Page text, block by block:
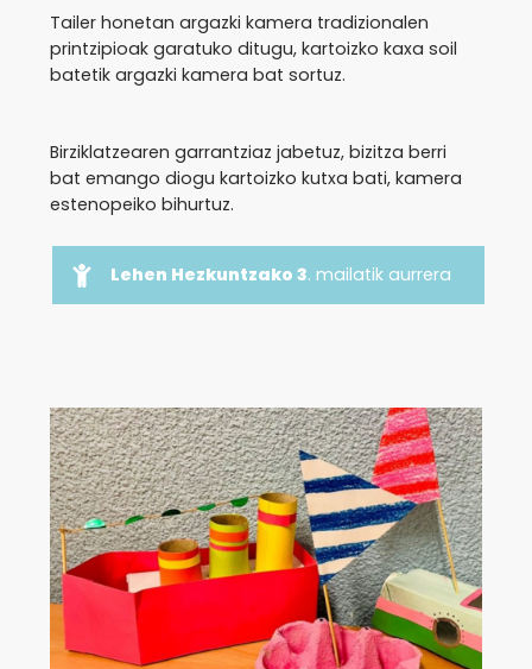
Tailer honetan argazki kamera tradizionalen
printzipioak garatuko ditugu, kartoizko kaxa soil
batetik argazki kamera bat sortuz.
Birziklatzearen garrantziaz jabetuz, bizitza berri
bat emango diogu kartoizko kutxa bati, kamera
estenopeiko bihurtuz.
Lehen Hezkuntzako 3. mailatik aurrera